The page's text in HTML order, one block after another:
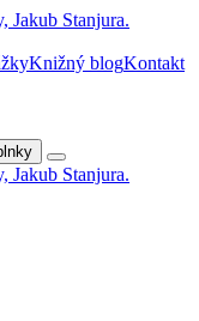
Knižný blogKontakt